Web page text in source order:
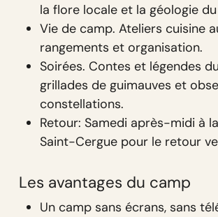
la flore locale et la géologie
Vie de camp. Ateliers cuisine
rangements et organisation.
Soirées. Contes et légendes
grillades de guimauves et
constellations.
Retour: Samedi après-midi à
Saint-Cergue pour le retour
Les avantages du camp
Un camp sans écrans, sans